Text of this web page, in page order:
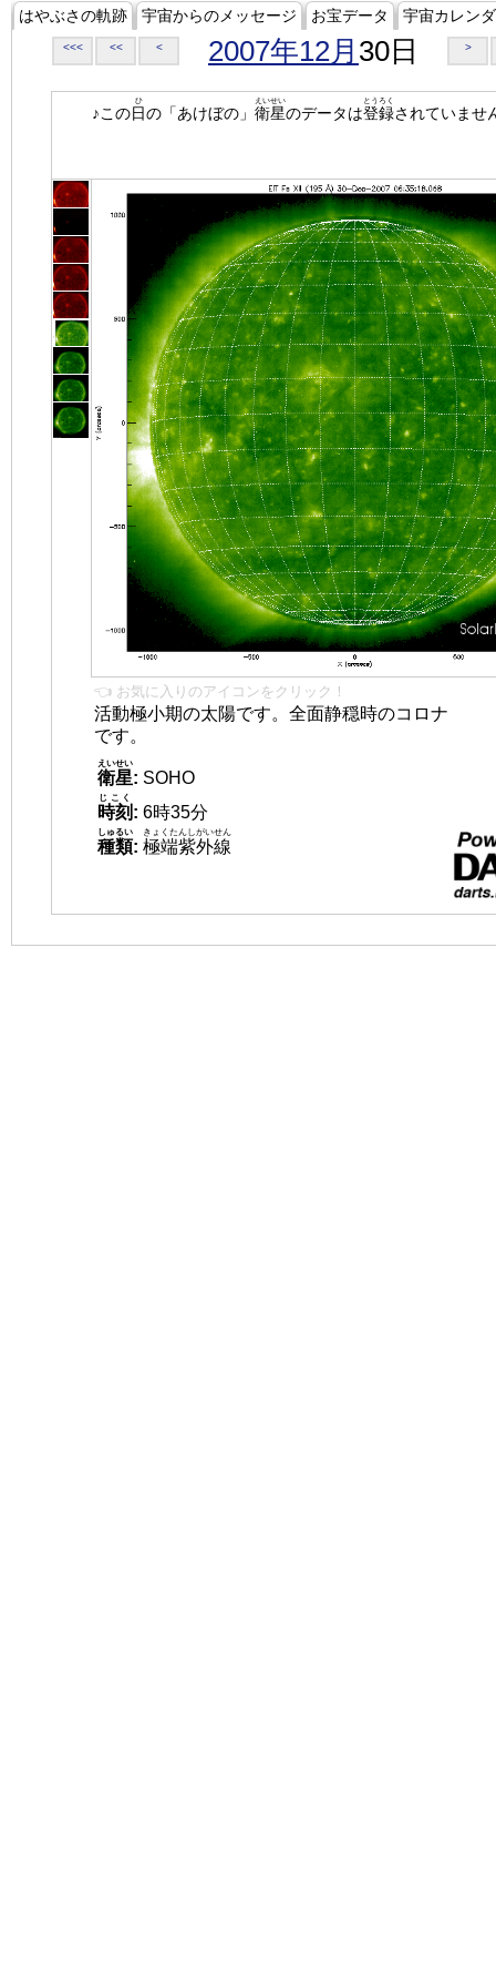
はやぶさの軌跡 宇宙からのメッセージ お宝データ 宇宙カレン
<<< << < 2007年12月 30日 >
♪この日
ひ
の「あけぼの」 衛星
えいせい
のデータは登録
とうろく
されていませ
👈 お気に入りのアイコンをクリック！
活動極小期の太陽です。全面静穏時のコロナ
です。
衛星
えいせい
: SOHO
時刻
じこく
: 6時35分
種類
しゅるい
: 極端紫外線
きょくたんしがいせん